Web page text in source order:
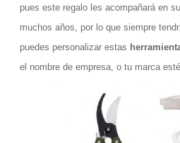
pues este regalo les acompañará en
muchos años, por lo que siempre
puedes personalizar estas
el nombre de empresa, o tu marca